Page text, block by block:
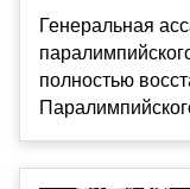
Генеральная
полностью